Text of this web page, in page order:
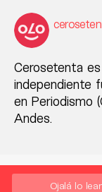
Cerosetenta
independiente
en Periodismo
Andes.
Ojalá lo